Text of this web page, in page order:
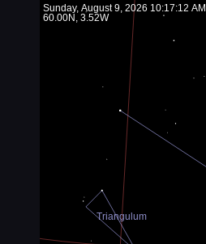
Sunday, August 9, 2026 10:17:12 AM
60.00, 3.52